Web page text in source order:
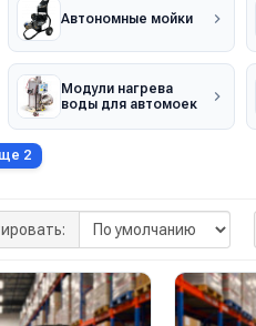
Автономные мойки
Модули нагрева
воды для автомоек
2